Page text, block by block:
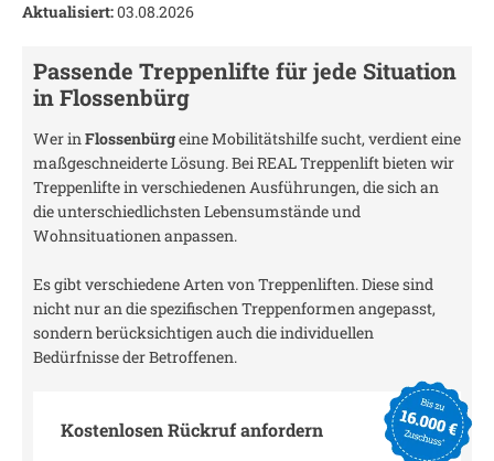
Aktualisiert:03.08.2026
Passende Treppenlifte für jede Situation
inFlossenbürg
Wer inFlossenbürgeine Mobilitätshilfe sucht, verdient eine
maßgeschneiderte Lösung. Bei REAL Treppenlift bieten wir
Treppenlifte in verschiedenen Ausführungen, die sich an
die unterschiedlichsten Lebensumstände und
Wohnsituationen anpassen.
Es gibt verschiedene Arten von Treppenliften. Diese sind
nicht nur an die spezifischen Treppenformen angepasst,
sondern berücksichtigen auch die individuellen
Bedürfnisse der Betroffenen.
Kostenlosen Rückruf anfordern